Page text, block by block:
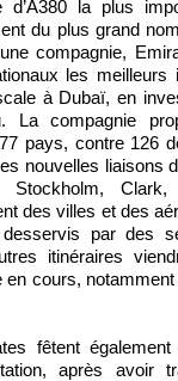
d’A380 la plus
du plus grand
compagnie,
les meilleurs
à Dubaï, en
La compagnie
pays, contre 126
nouvelles liaisons
Stockholm,
des villes et des
par des
itinéraires
en cours,
fêtent
après avoir